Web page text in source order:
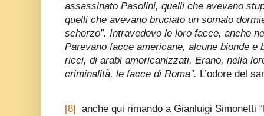
assassinato Pasolini, quelli che avevano
quelli che avevano bruciato un somalo
scherzo”. Intravedevo le loro facce, anche
Parevano facce americane, alcune bionde e
ricci, di arabi americanizzati. Erano, nella
criminalità, le facce di Roma”. L’odore del
[8]
anche qui rimando a Gianluigi Simonetti